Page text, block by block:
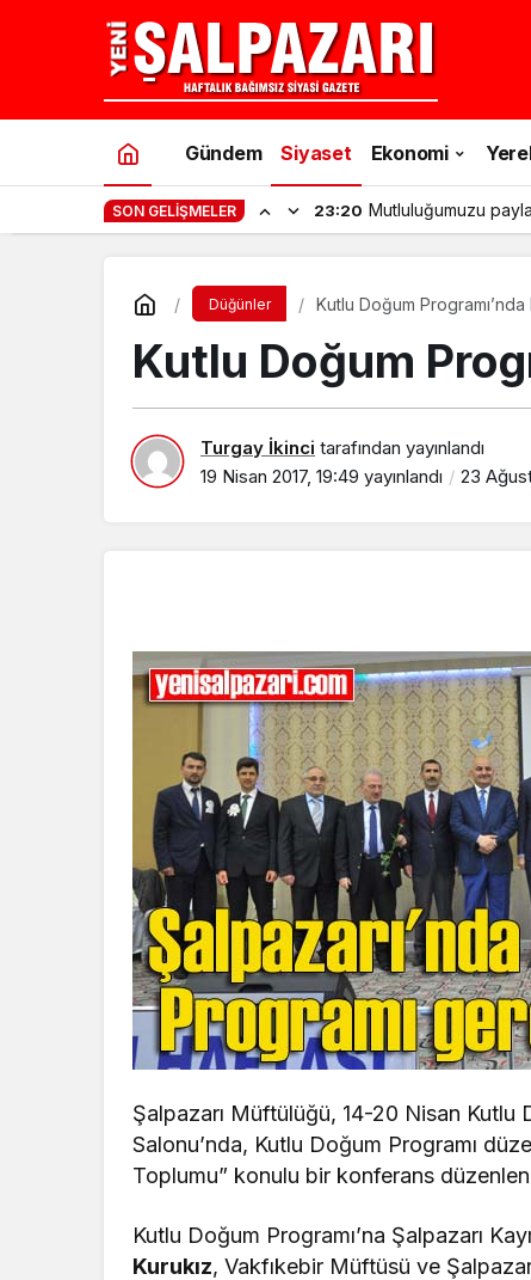
Gündem Siyaset Ekonomi
SON GELIŞMELER 23:20 Mutluluğumuzu
Düğünler Kutlu Doğum
Kutlu Doğum
Turgay İkinci tarafından yayınlandı
19 Nisan 2017, 19:49 yayınlandı 23
Şalpazarı Müftülüğü, 14-20 Nisan
Salonu’nda, Kutlu Doğum Programı
Toplumu” konulu bir konferans
Kutlu Doğum Programı’na Şalpazarı
Kurukız, Vakfıkebir Müftüsü ve